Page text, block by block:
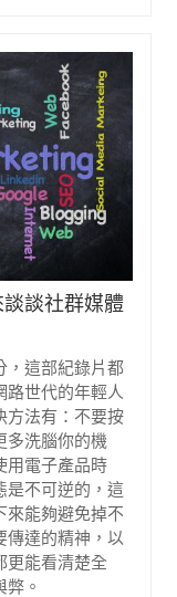
談社群媒體
，這部紀錄片都
路世代的年輕人
方法有：不要按
多洗腦你的機
用電子產品時
是不可逆的，這
來能夠避免掉不
傳達的精神，以
更能看清楚全
。